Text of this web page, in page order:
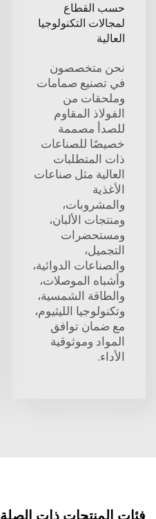
حسب القطاع
لمجالات التكنولوجيا
العالية
نحن متخصصون
في تصنيع صمامات
وملحقات من
الفولاذ المقاوم
للصدأ مصممة
خصيصًا للصناعات
ذات المتطلبات
العالية مثل صناعات
الأغذية
والمشروبات،
ومنتجات الألبان،
ومستحضرات
التجميل،
والصناعات الدوائية،
وأشباه الموصلات،
والطاقة الشمسية،
وتكنولوجيا الليثيوم،
مع ضمان توافق
المواد وموثوقية
الأداء.
فئات المنتجات ذات الصلة